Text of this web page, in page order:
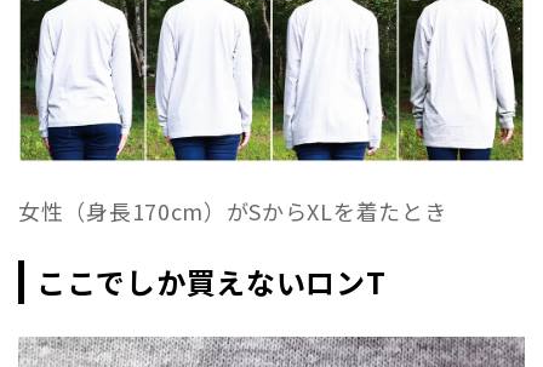
女性（身長170cm）がSからXLを着たとき
ここでしか買えないロンT